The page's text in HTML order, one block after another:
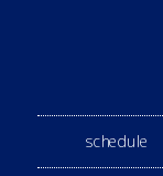
schedule